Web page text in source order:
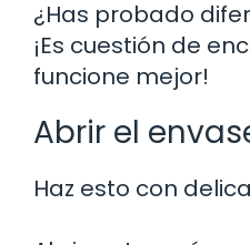
¿Has probado
¡Es cuestión de
funcione mejor!
Abrir el
Haz esto con